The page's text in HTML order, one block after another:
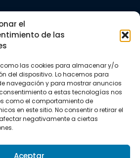
el
de las
las cookies para almacenar y/o
del dispositivo. Lo hacemos para
navegación y para mostrar anuncios
a estas tecnologías nos
como el comportamiento de
en este sitio. No consentir o retirar el
negativamente a ciertas
Aceptar
Política de privacidad